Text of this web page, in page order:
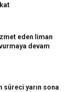
eden liman
devam
süreci yarın sona